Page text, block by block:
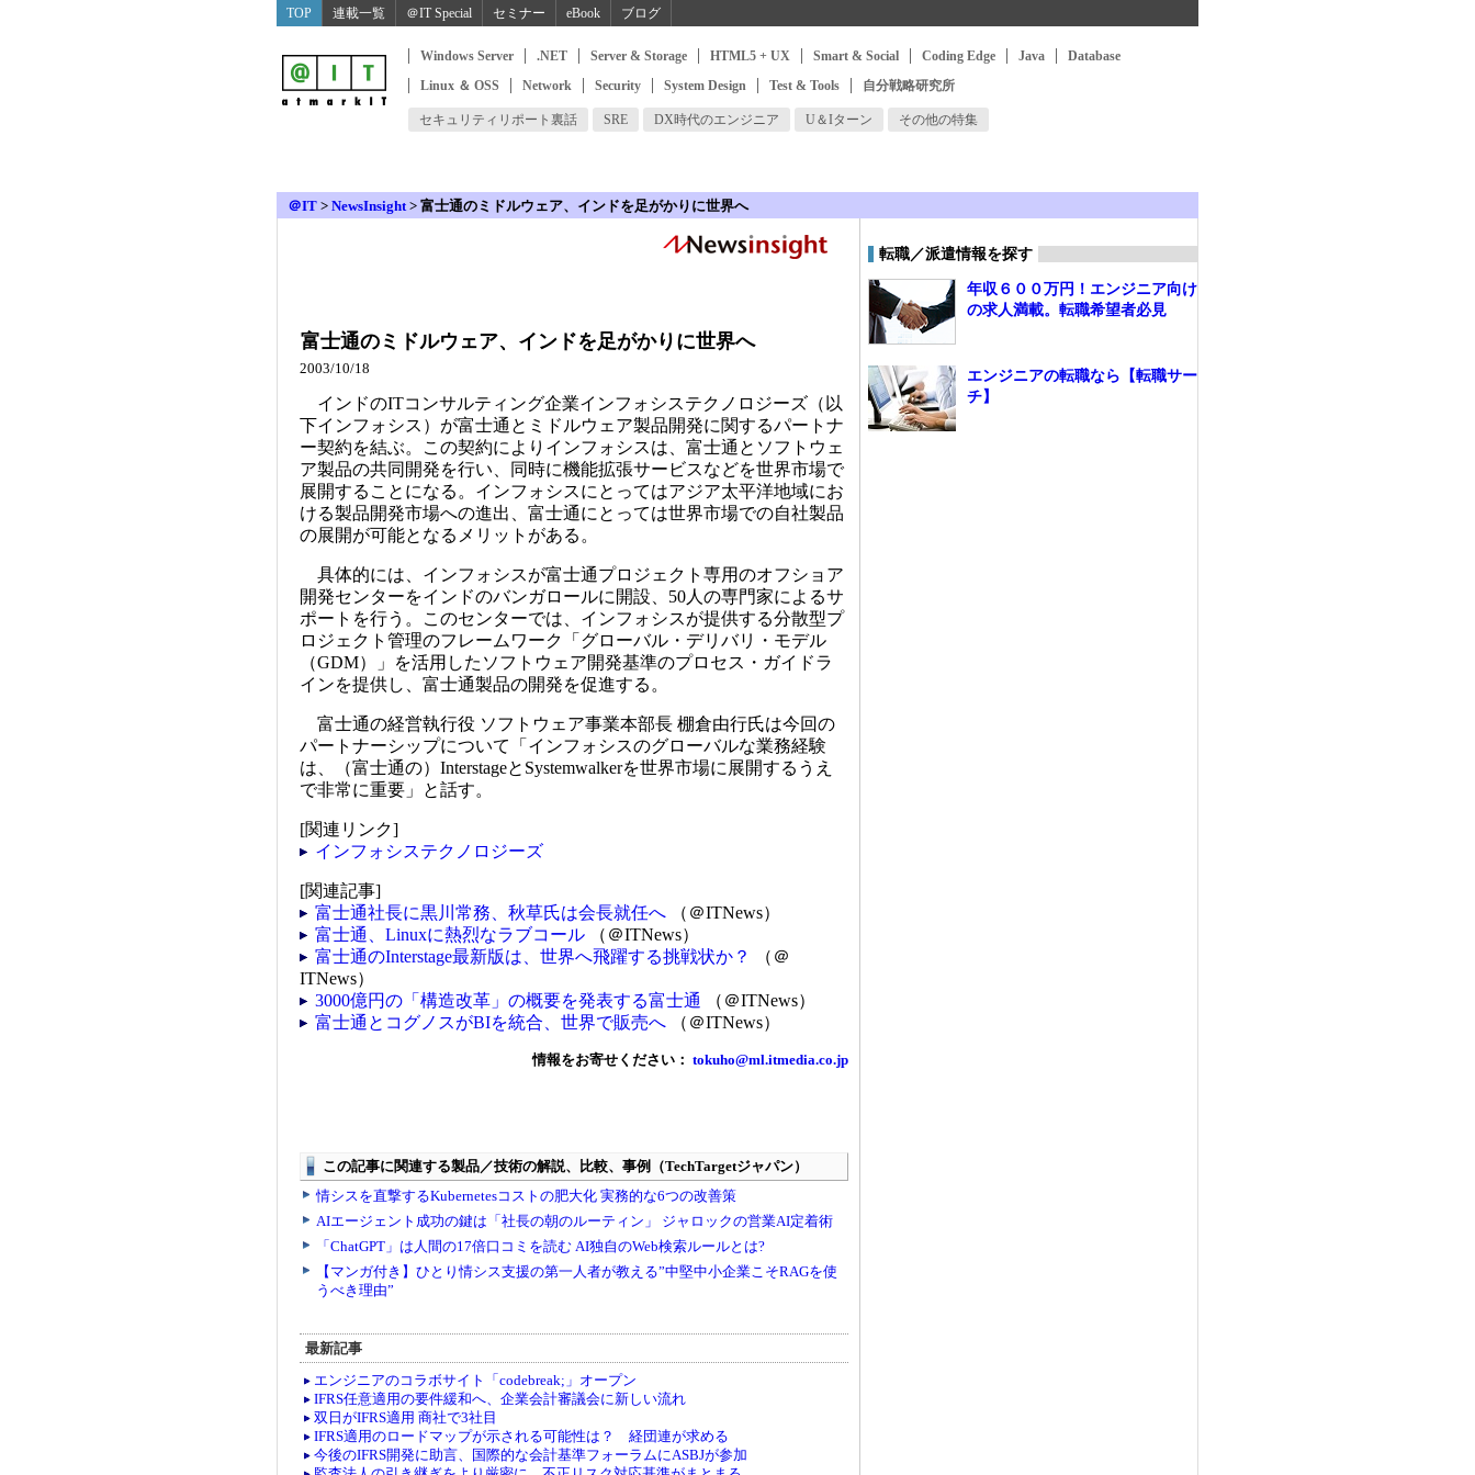
TOP 連載一覧 ＠IT Special セミナー eBook ブログ
Windows Server .NET Server & Storage HTML5 + UX Smart & Social Coding Edge Java
Database
Linux ＆ OSS
Network Security System Design Test & Tools 自分戦略研究所
セキュリティリポート裏話 SRE DX時代のエンジニア U＆Iターン その他の特集
＠IT > NewsInsight> 富士通のミドルウェア、インドを足がかりに世界へ
富士通のミドルウェア、インドを足がかりに世界へ
2003/10/18
インドのITコンサルティング企業インフォシステクノロジーズ（以
下インフォシス）が富士通とミドルウェア製品開発に関するパートナ
ー契約を結ぶ。この契約によりインフォシスは、富士通とソフトウェ
ア製品の共同開発を行い、同時に機能拡張サービスなどを世界市場で
展開することになる。インフォシスにとってはアジア太平洋地域にお
ける製品開発市場への進出、富士通にとっては世界市場での自社製品
の展開が可能となるメリットがある。
具体的には、インフォシスが富士通プロジェクト専用のオフショア
開発センターをインドのバンガロールに開設、50人の専門家によるサ
ポートを行う。このセンターでは、インフォシスが提供する分散型プ
ロジェクト管理のフレームワーク「グローバル・デリバリ・モデル
（GDM）」を活用したソフトウェア開発基準のプロセス・ガイドラ
インを提供し、富士通製品の開発を促進する。
富士通の経営執行役 ソフトウェア事業本部長 棚倉由行氏は今回の
パートナーシップについて「インフォシスのグローバルな業務経験
は、（富士通の）InterstageとSystemwalkerを世界市場に展開するうえ
で非常に重要」と話す。
[関連リンク]
インフォシステクノロジーズ
[関連記事]
富士通社長に黒川常務、秋草氏は会長就任へ （＠ITNews）
富士通、Linuxに熱烈なラブコール （＠ITNews）
富士通のInterstage最新版は、世界へ飛躍する挑戦状か？
（＠
ITNews）
3000億円の「構造改革」の概要を発表する富士通
（＠ITNews）
富士通とコグノスがBIを統合、世界で販売へ （＠ITNews）
情報をお寄せください： tokuho@ml.itmedia.co.jp
最新記事
エンジニアのコラボサイト「codebreak;」オープン
IFRS任意適用の要件緩和へ、企業会計審議会に新しい流れ
双日がIFRS適用 商社で3社目
IFRS適用のロードマップが示される可能性は？ 経団連が求める
今後のIFRS開発に助言、国際的な会計基準フォーラムにASBJが参加
転職／派遣情報を探す
年収６００万円！エンジニア向け
の求人満載。転職希望者必見
エンジニアの転職なら【転職サー
チ】